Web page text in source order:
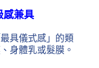
感兼具
具儀式感」的類
身體乳或髮膜。